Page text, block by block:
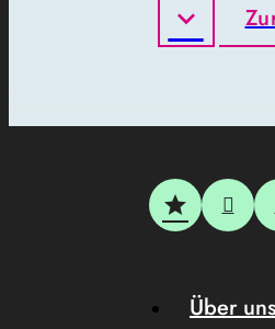
Über uns